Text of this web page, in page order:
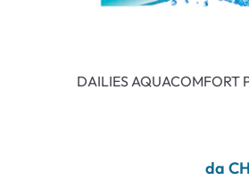
DAILIES AQUACOMFORT
da